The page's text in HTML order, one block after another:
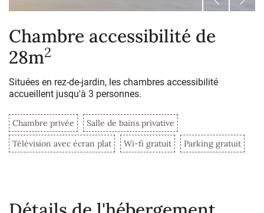
Chambre accessibilité de
28m2
Situées en rez-de-jardin, les chambres accessibilité
accueillent jusqu'à 3 personnes.
Chambre privée
Salle de bains privative
Télévision avec écran plat
Wi-fi gratuit Parking gratuit